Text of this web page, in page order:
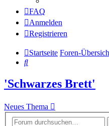
FAQ
Anmelden
Registrieren
Startseite Foren-
Suche
'Schwarzes Brett'
Neues Thema